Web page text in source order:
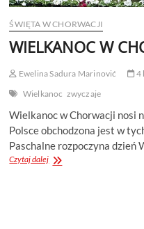
ŚWIĘTA W CHORWACJI
WIELKANOC W
Ewelina Sadura Marinović 4
Wielkanoc zwyczaje
Wielkanoc w Chorwacji nosi
Polsce obchodzona jest w
Paschalne rozpoczyna
Czytaj dalejWIELKANOC